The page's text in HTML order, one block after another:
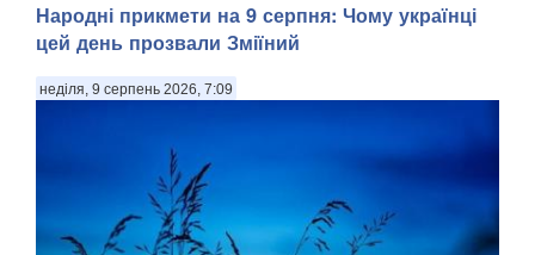
Народні прикмети на 9 серпня: Чому українці
цей день прозвали Зміїний
неділя, 9 серпень 2026, 7:09